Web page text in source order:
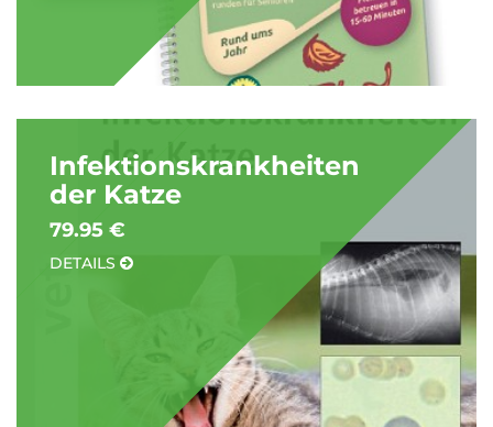
Infektionskrankheiten
der Katze
79.95 €
DETAILS